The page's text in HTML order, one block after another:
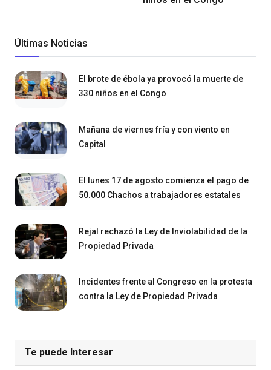
Últimas Noticias
El brote de ébola ya provocó la muerte de
330 niños en el Congo
Mañana de viernes fría y con viento en
Capital
El lunes 17 de agosto comienza el pago de
50.000 Chachos a trabajadores estatales
Rejal rechazó la Ley de Inviolabilidad de la
Propiedad Privada
Incidentes frente al Congreso en la protesta
contra la Ley de Propiedad Privada
Te puede Interesar